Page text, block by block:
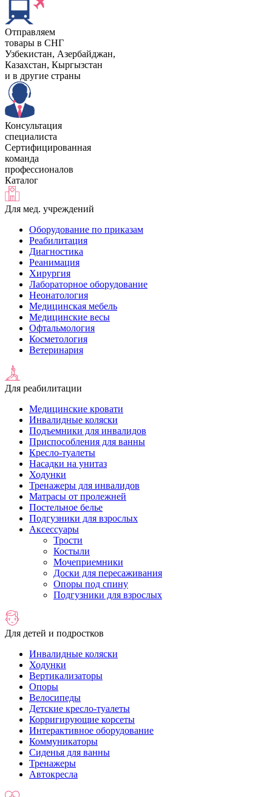
Отправляем
товары в СНГ
Узбекистан, Aзербайджан,
Казахстан, Кыргызстан
и в другие страны
Консультация
специалиста
Сертифицированная
команда
профессионалов
Каталог
Для мед. учреждений
Оборудование по приказам
Реабилитация
Диагностика
Реанимация
Хирургия
Лабораторное оборудование
Неонатология
Медицинская мебель
Медицинские весы
Офтальмология
Косметология
Ветеринария
Для реабилитации
Медицинские кровати
Инвалидные коляски
Подъемники для инвалидов
Приспособления для ванны
Кресло-туалеты
Насадки на унитаз
Ходунки
Тренажеры для инвалидов
Матрасы от пролежней
Постельное белье
Подгузники для взрослых
Аксессуары
Трости
Костыли
Мочеприемники
Доски для пересаживания
Опоры под спину
Подгузники для взрослых
Для детей и подростков
Инвалидные коляски
Ходунки
Вертикализаторы
Опоры
Велосипеды
Детские кресло-туалеты
Корригирующие корсеты
Интерактивное оборудование
Коммуникаторы
Сиденья для ванны
Тренажеры
Автокресла